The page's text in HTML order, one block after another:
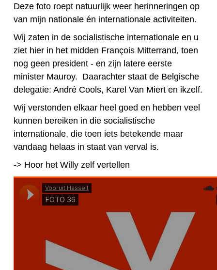
Deze foto roept natuurlijk weer herinneringen op
van mijn nationale én internationale activiteiten.
Wij zaten in de socialistische internationale en u
ziet hier in het midden François Mitterrand, toen
nog geen president - en zijn latere eerste
minister Mauroy. Daarachter staat de Belgische
delegatie: André Cools, Karel Van Miert en ikzelf.
Wij verstonden elkaar heel goed en hebben veel
kunnen bereiken in die socialistische
internationale, die toen iets betekende maar
vandaag helaas in staat van verval is.
-> Hoor het Willy zelf vertellen